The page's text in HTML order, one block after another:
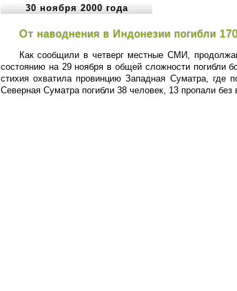
30 ноября 2000 года
От наводнения в Индонезии погибли
Как сообщили в четверг местные СМИ,
состоянию на 29 ноября в общей сложности погибли
стихия охватила провинцию Западная Суматра,
Северная Суматра погибли 38 человек, 13 пропали без